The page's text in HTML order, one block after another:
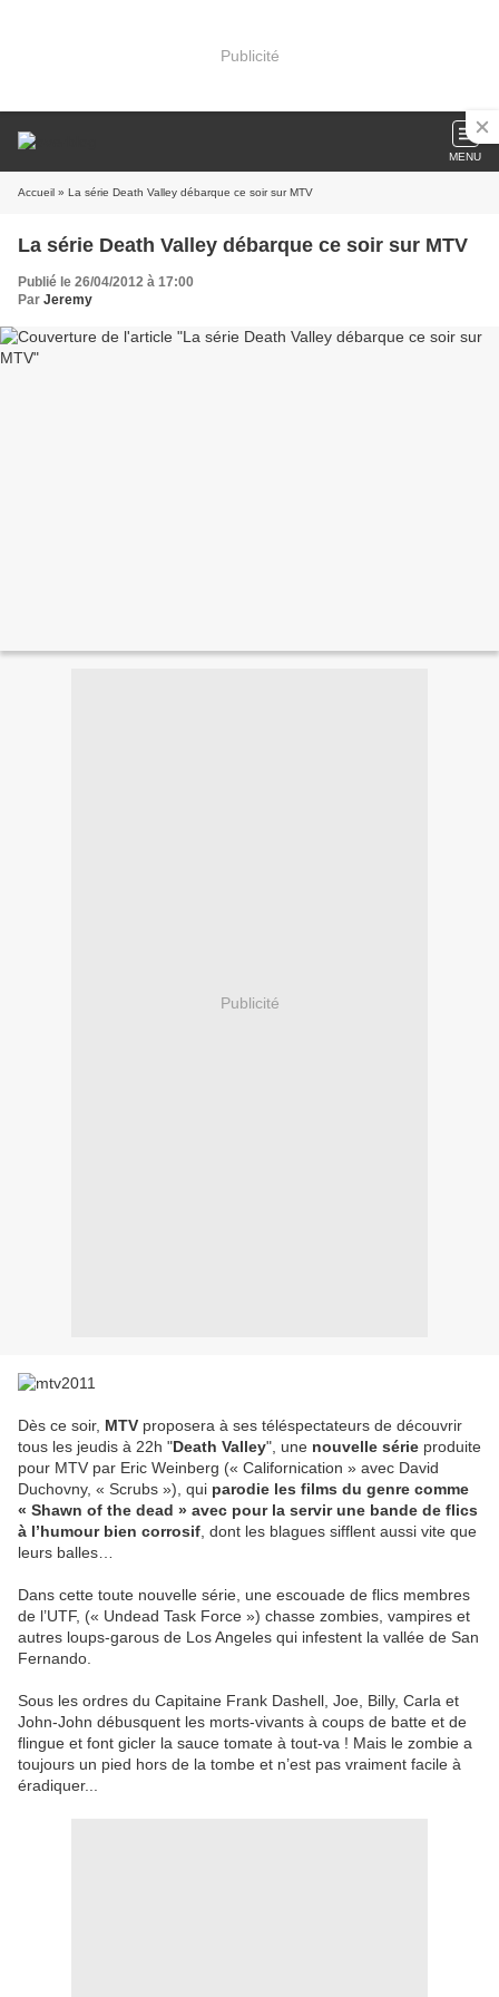
Publicité
MENU
Accueil » La série Death Valley débarque ce soir sur MTV
La série Death Valley débarque ce soir sur MTV
Publié le 26/04/2012 à 17:00
Par Jeremy
Publicité
Dès ce soir, MTV proposera à ses téléspectateurs de découvrir
tous les jeudis à 22h "Death Valley", une nouvelle série produite
pour MTV par Eric Weinberg (« Californication » avec David
Duchovny, « Scrubs »), qui parodie les films du genre comme
« Shawn of the dead » avec pour la servir une bande de flics
à l’humour bien corrosif , dont les blagues sifflent aussi vite que
leurs balles…
Dans cette toute nouvelle série, une escouade de flics membres
de l’UTF, (« Undead Task Force ») chasse zombies, vampires et
autres loups-garous de Los Angeles qui infestent la vallée de San
Fernando.
Sous les ordres du Capitaine Frank Dashell, Joe, Billy, Carla et
John-John débusquent les morts-vivants à coups de batte et de
flingue et font gicler la sauce tomate à tout-va ! Mais le zombie a
toujours un pied hors de la tombe et n’est pas vraiment facile à
éradiquer...